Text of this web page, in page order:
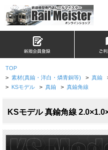
TOP
> 素材(真鍮・洋白・燐青銅等) > 真鍮
> KSモデル > 真鍮 > 真鍮角線
KSモデル 真鍮角線